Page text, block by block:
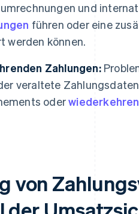
und
führen oder eine
werden können.
Zahlungen:
veraltete
oder
von